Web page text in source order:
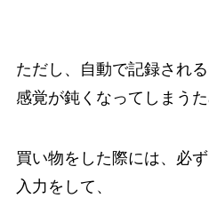
ただし、自動で記録され
感覚が鈍くなってしまうた
買い物をした際には、必
入力をして、